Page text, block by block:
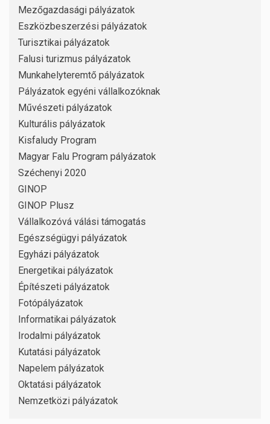
Mezőgazdasági pályázatok
Eszközbeszerzési pályázatok
Turisztikai pályázatok
Falusi turizmus pályázatok
Munkahelyteremtő pályázatok
Pályázatok egyéni vállalkozóknak
Művészeti pályázatok
Kulturális pályázatok
Kisfaludy Program
Magyar Falu Program pályázatok
Széchenyi 2020
GINOP
GINOP Plusz
Vállalkozóvá válási támogatás
Egészségügyi pályázatok
Egyházi pályázatok
Energetikai pályázatok
Építészeti pályázatok
Fotópályázatok
Informatikai pályázatok
Irodalmi pályázatok
Kutatási pályázatok
Napelem pályázatok
Oktatási pályázatok
Nemzetközi pályázatok